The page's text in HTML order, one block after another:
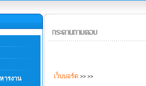
ารงาน
เว็บบอร์ด >> >>